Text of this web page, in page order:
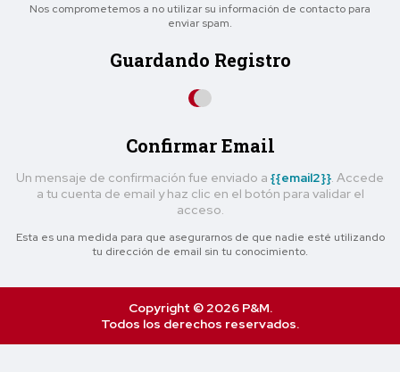
Nos comprometemos a no utilizar su información de contacto para
enviar spam.
Guardando Registro
Confirmar Email
Un mensaje de confirmación fue enviado a {{email2}} . Accede
a tu cuenta de email y haz clic en el botón para validar el
acceso.
Esta es una medida para que asegurarnos de que nadie esté utilizando
tu dirección de email sin tu conocimiento.
Copyright © 2026 P&M.
Todos los derechos reservados.